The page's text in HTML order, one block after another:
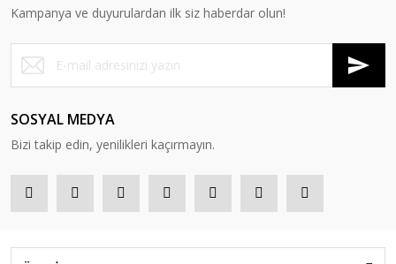
Kampanya ve duyurulardan ilk siz haberdar olun!
SOSYAL MEDYA
Bizi takip edin, yenilikleri kaçırmayın.